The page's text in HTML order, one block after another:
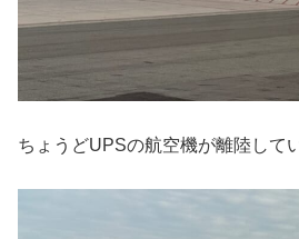
ちょうどUPSの航空機が離陸して